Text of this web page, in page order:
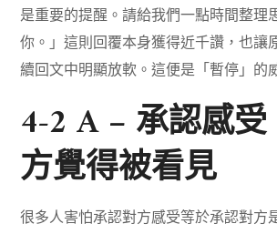
是重要的提醒。請給我們一點時間整理
你。」這則回覆本身獲得近千讚，也讓
續回文中明顯放軟。這便是「暫停」的
4-2 A – 承認感
方覺得被看見
很多人害怕承認對方感受等於承認對方